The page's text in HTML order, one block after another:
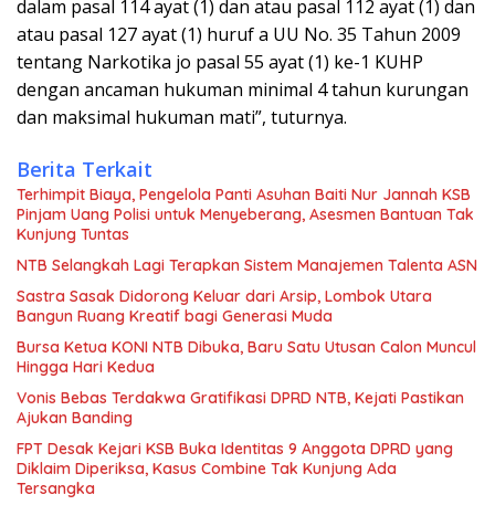
dalam pasal 114 ayat (1) dan atau pasal 112 ayat (1) dan
atau pasal 127 ayat (1) huruf a UU No. 35 Tahun 2009
tentang Narkotika jo pasal 55 ayat (1) ke-1 KUHP
dengan ancaman hukuman minimal 4 tahun kurungan
dan maksimal hukuman mati”, tuturnya.
Berita Terkait
Terhimpit Biaya, Pengelola Panti Asuhan Baiti Nur Jannah KSB
Pinjam Uang Polisi untuk Menyeberang, Asesmen Bantuan Tak
Kunjung Tuntas
NTB Selangkah Lagi Terapkan Sistem Manajemen Talenta ASN
Sastra Sasak Didorong Keluar dari Arsip, Lombok Utara
Bangun Ruang Kreatif bagi Generasi Muda
Bursa Ketua KONI NTB Dibuka, Baru Satu Utusan Calon Muncul
Hingga Hari Kedua
Vonis Bebas Terdakwa Gratifikasi DPRD NTB, Kejati Pastikan
Ajukan Banding
FPT Desak Kejari KSB Buka Identitas 9 Anggota DPRD yang
Diklaim Diperiksa, Kasus Combine Tak Kunjung Ada
Tersangka